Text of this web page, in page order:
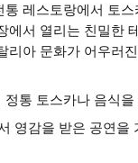
레스토랑에서 토
에서 열리는 친밀한
리아 문화가 어우러
정통 토스카나 음식을
영감을 받은 공연을